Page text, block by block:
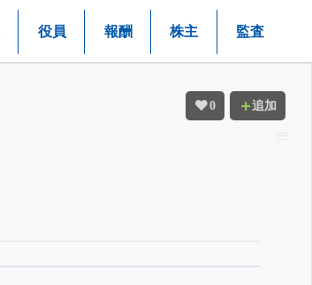
役員 報酬 株主 監査
0 追加